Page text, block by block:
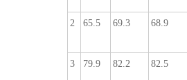
2 65.5 69.3 68.9
3 79.9 82.2 82.5